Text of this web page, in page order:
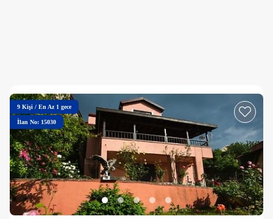
9 Kişi / En Az 1 gece
İlan No: 15030